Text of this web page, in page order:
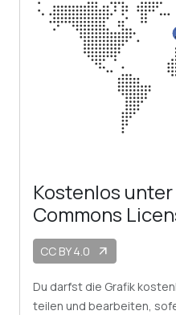
Kostenlos
Commons
CC BY 4.0 arrow_outward
Du darfst die Grafik
teilen und bearbeiten,